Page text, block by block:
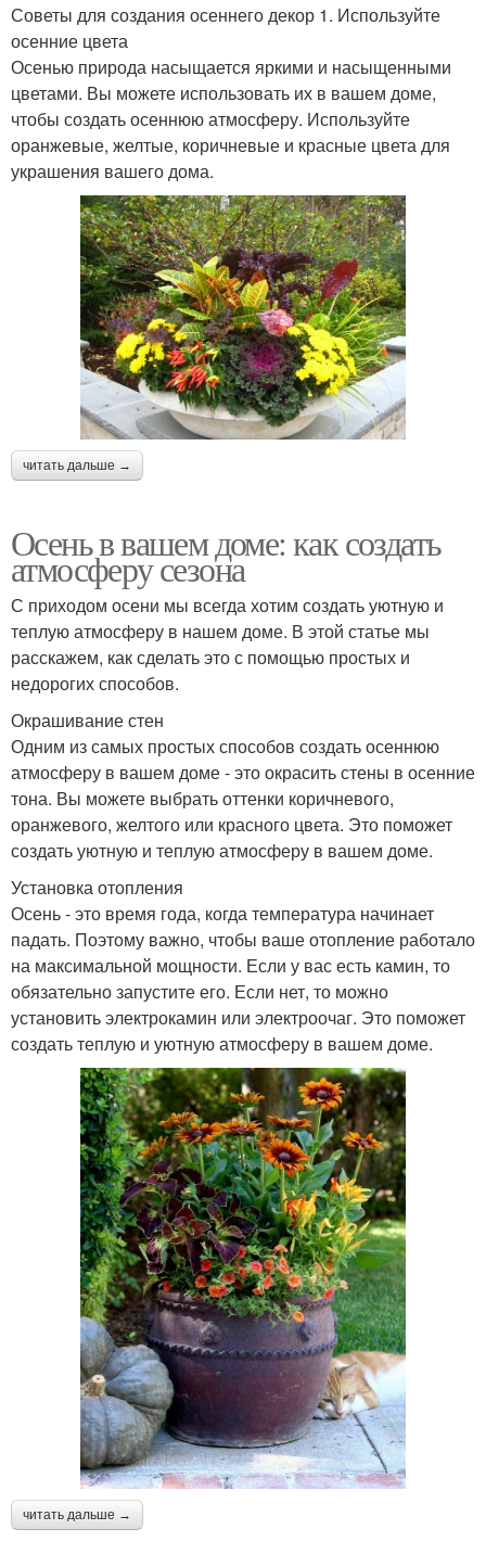
Советы для создания осеннего декор 1. Используйте
осенние цвета
Осенью природа насыщается яркими и насыщенными
цветами. Вы можете использовать их в вашем доме,
чтобы создать осеннюю атмосферу. Используйте
оранжевые, желтые, коричневые и красные цвета для
украшения вашего дома.
читать дальше →
Осень в вашем доме: как создать
атмосферу сезона
С приходом осени мы всегда хотим создать уютную и
теплую атмосферу в нашем доме. В этой статье мы
расскажем, как сделать это с помощью простых и
недорогих способов.
Окрашивание стен
Одним из самых простых способов создать осеннюю
атмосферу в вашем доме - это окрасить стены в осенние
тона. Вы можете выбрать оттенки коричневого,
оранжевого, желтого или красного цвета. Это поможет
создать уютную и теплую атмосферу в вашем доме.
Установка отопления
Осень - это время года, когда температура начинает
падать. Поэтому важно, чтобы ваше отопление работало
на максимальной мощности. Если у вас есть камин, то
обязательно запустите его. Если нет, то можно
установить электрокамин или электроочаг. Это поможет
создать теплую и уютную атмосферу в вашем доме.
читать дальше →